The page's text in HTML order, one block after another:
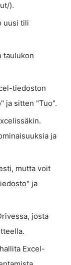
).
uusi tili
taulukon
tiedoston
ja sitten "Tuo".
ja
mutta voit
ja
josta
Excel-